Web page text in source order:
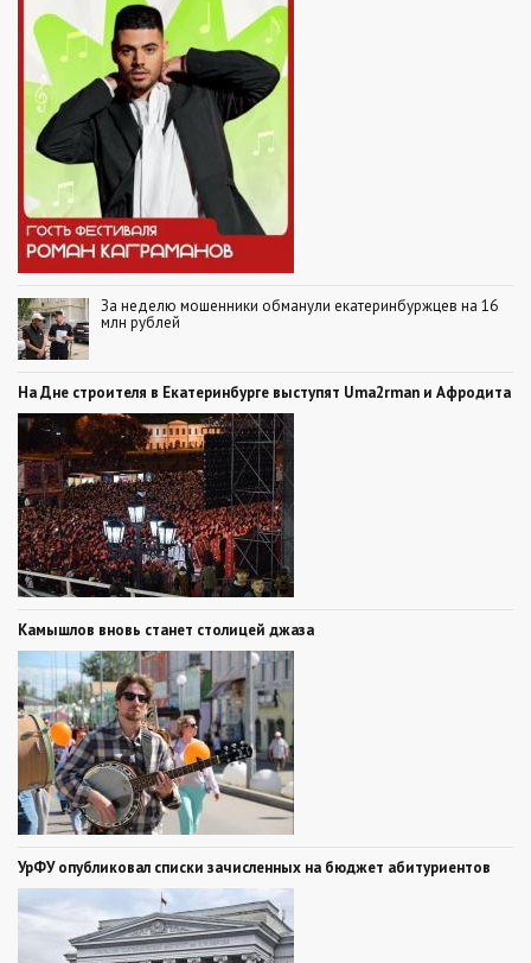
За неделю мошенники обманули екатеринбуржцев на 16
млн рублей
На Дне строителя в Екатеринбурге выступят Uma2rman и Афродита
Камышлов вновь станет столицей джаза
УрФУ опубликовал списки зачисленных на бюджет абитуриентов